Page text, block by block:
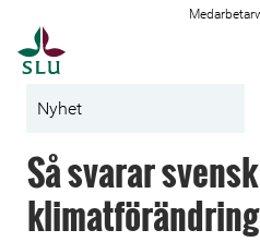
Nyhet
Så svarar